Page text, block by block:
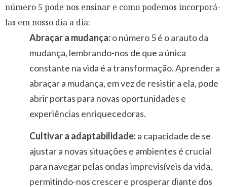
número 5 pode nos ensinar e como podemos incorporá-
las em nosso dia a dia:
Abraçar a mudança:o número 5 é o arauto da
mudança, lembrando-nos de que a única
constante na vida é a transformação. Aprender a
abraçar a mudança, em vez de resistir a ela, pode
abrir portas para novas oportunidades e
experiências enriquecedoras.
Cultivar a adaptabilidade:a capacidade de se
ajustar a novas situações e ambientes é crucial
para navegar pelas ondas imprevisíveis da vida,
permitindo-nos crescer e prosperar diante dos